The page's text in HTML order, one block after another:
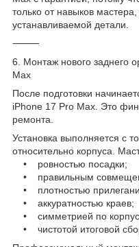
только от навыков мастера,
устанавливаемой детали.
⸻
6. Монтаж нового заднего
Max
После подготовки
iPhone 17 Pro Max. Это
ремонта.
Установка выполняется с
относительно корпуса.
• ровностью посадки;
• правильным
• плотностью
• аккуратностью краев;
• симметрией по
• чистотой итоговой